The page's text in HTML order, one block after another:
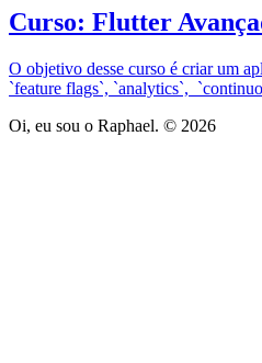
Curso: Flutter
O objetivo desse curso é criar um
`feature flags`, `analytics`,
Oi, eu sou o Raphael. © 2026